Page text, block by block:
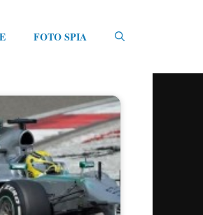
FOTO SPIA